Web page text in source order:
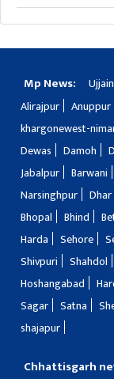
Mp News: Ujjain
Alirajpur
Anuppur
khargonewest-
Dewas
Damoh
Jabalpur
Barwani
Narsinghpur
Dhar
Bhopal
Bhind
Harda
Sehore
Shivpuri
Shahdol
Hoshangabad
Sagar
Satna
shajapur
Chhattisgarh